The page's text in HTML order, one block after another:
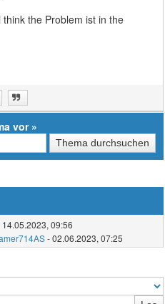
the Problem ist in the
vor»
14.05.2023, 09:56
- 02.06.2023, 07:25